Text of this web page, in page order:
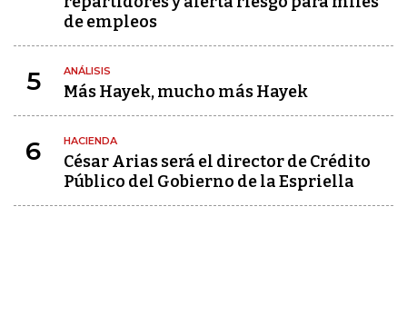
de empleos
5 ANÁLISIS
Más Hayek, mucho más Hayek
6 HACIENDA
César Arias será el director de Crédito
Público del Gobierno de la Espriella